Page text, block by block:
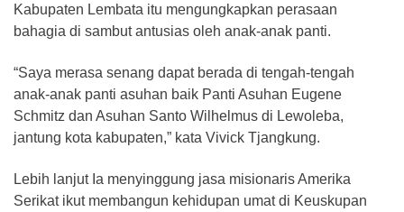
Kabupaten Lembata itu mengungkapkan perasaan
bahagia di sambut antusias oleh anak-anak panti.
“Saya merasa senang dapat berada di tengah-tengah
anak-anak panti asuhan baik Panti Asuhan Eugene
Schmitz dan Asuhan Santo Wilhelmus di Lewoleba,
jantung kota kabupaten,” kata Vivick Tjangkung.
Lebih lanjut Ia menyinggung jasa misionaris Amerika
Serikat ikut membangun kehidupan umat di Keuskupan